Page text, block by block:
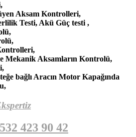
Aksam Kontrolleri,
Testi, Akü Güç testi ,
Mekanik Aksamların Kontrolü,
bağlı Aracın Motor Kapağında
423 90 42